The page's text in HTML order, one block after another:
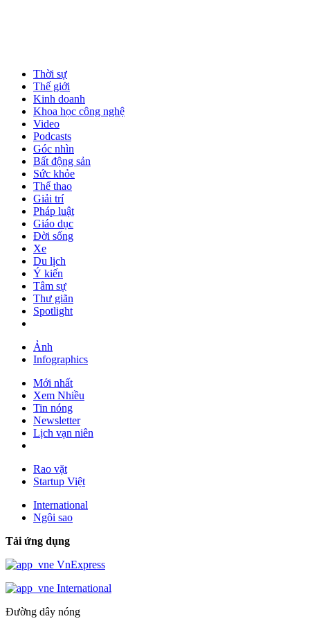
Thời sự
Thế giới
Kinh doanh
Khoa học công nghệ
Video
Podcasts
Góc nhìn
Bất động sản
Sức khỏe
Thể thao
Giải trí
Pháp luật
Giáo dục
Đời sống
Xe
Du lịch
Ý kiến
Tâm sự
Thư giãn
Spotlight
Ảnh
Infographics
Mới nhất
Xem Nhiều
Tin nóng
Newsletter
Lịch vạn niên
Rao vặt
Startup Việt
International
Ngôi sao
Tải ứng dụng
VnExpress
International
Đường dây nóng